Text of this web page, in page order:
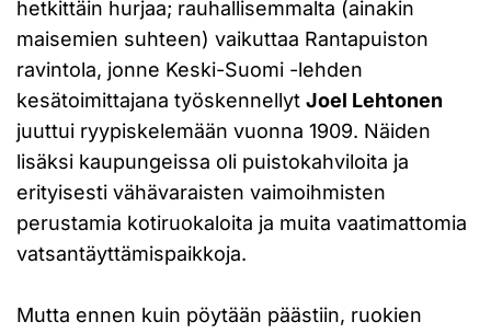
hetkittäin hurjaa; rauhallisemmalta (ainakin
maisemien suhteen) vaikuttaa Rantapuiston
ravintola, jonne Keski-Suomi -lehden
kesätoimittajana työskennellyt Joel Lehtonen
juuttui ryypiskelemään vuonna 1909. Näiden
lisäksi kaupungeissa oli puistokahviloita ja
erityisesti vähävaraisten vaimoihmisten
perustamia kotiruokaloita ja muita vaatimattomia
vatsantäyttämispaikkoja.
Mutta ennen kuin pöytään päästiin, ruokien